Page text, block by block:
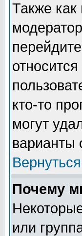
Также как
кто-то
могут
варианты
Почему
или